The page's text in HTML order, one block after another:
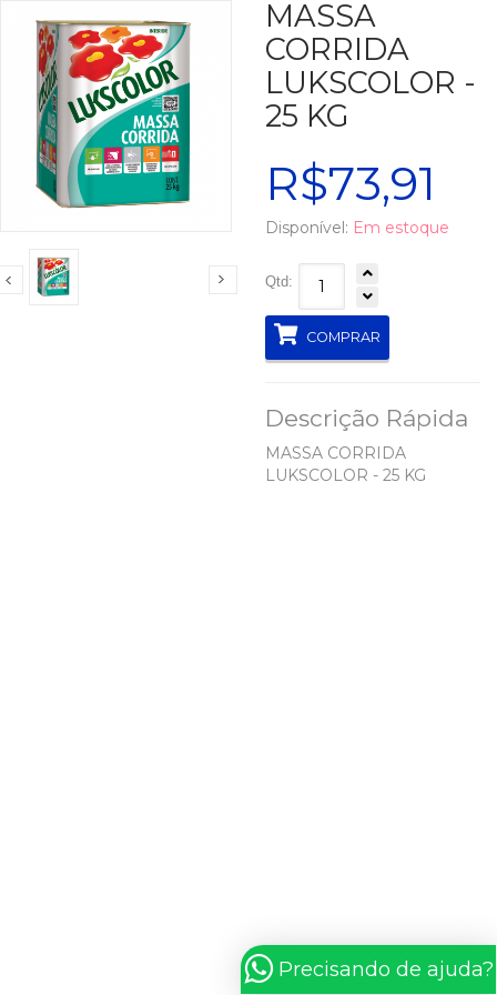
Precisando de ajuda?
MASSA
CORRIDA
LUKSCOLOR -
25 KG
R$73,91
Disponível: Em estoque
Qtd:
COMPRAR
Descrição Rápida
MASSA CORRIDA
LUKSCOLOR - 25 KG